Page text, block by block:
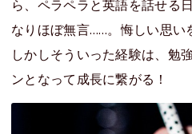
ら、ペラペラと英語を話せる
なりほぼ無言……。悔しい思い
しかしそういった経験は、勉
ンとなって成長に繋がる！